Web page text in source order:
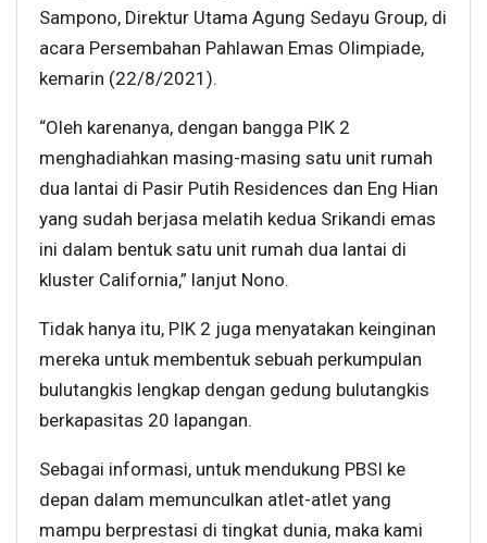
Sampono, Direktur Utama Agung Sedayu Group, di
acara Persembahan Pahlawan Emas Olimpiade,
kemarin (22/8/2021).
“Oleh karenanya, dengan bangga PIK 2
menghadiahkan masing-masing satu unit rumah
dua lantai di Pasir Putih Residences dan Eng Hian
yang sudah berjasa melatih kedua Srikandi emas
ini dalam bentuk satu unit rumah dua lantai di
kluster California,” lanjut Nono.
Tidak hanya itu, PIK 2 juga menyatakan keinginan
mereka untuk membentuk sebuah perkumpulan
bulutangkis lengkap dengan gedung bulutangkis
berkapasitas 20 lapangan.
Sebagai informasi, untuk mendukung PBSI ke
depan dalam memunculkan atlet-atlet yang
mampu berprestasi di tingkat dunia, maka kami